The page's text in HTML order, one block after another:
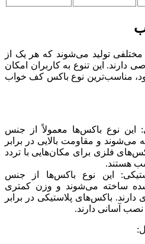
تولید می‌شوند که هر یک از
دارند. این تنوع به کاربران امکان
مناسب‌ترین نوع باکس کف خواب
نوع باکس‌ها معمولاً از جنس
می‌شوند و مقاومت بالایی در برابر
فلزی برای مکان‌هایی با تردد
هستند.
این نوع باکس‌ها از جنس
ساخته می‌شوند و وزن کمتری
باکس‌های پلاستیکی در برابر
آسانی دارند.